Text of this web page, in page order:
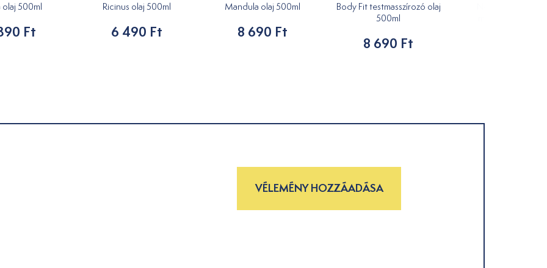
olaj 500ml
Ft
Ricinus olaj 500ml
6 490 Ft
Mandula olaj 500ml
8 690 Ft
Body Fit testmasszírozó olaj
500ml
8 690 Ft
VÉLEMÉNY HOZZÁADÁSA